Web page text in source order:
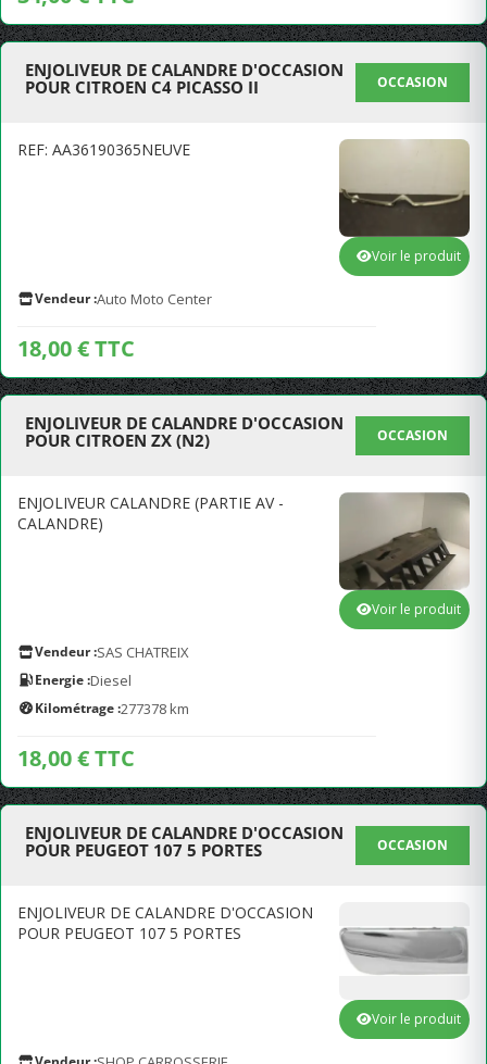
ENJOLIVEUR DE CALANDRE D'OCCASION
POUR CITROEN C4 PICASSO II
OCCASION
REF: AA36190365NEUVE
Vendeur :Auto Moto Center
18,00 € TTC
Voir le produit
ENJOLIVEUR DE CALANDRE D'OCCASION
POUR CITROEN ZX (N2)
OCCASION
ENJOLIVEUR CALANDRE (PARTIE AV -
CALANDRE)
Vendeur :SAS CHATREIX
Energie :Diesel
Kilométrage :277378 km
18,00 € TTC
Voir le produit
ENJOLIVEUR DE CALANDRE D'OCCASION
POUR PEUGEOT 107 5 PORTES
OCCASION
ENJOLIVEUR DE CALANDRE D'OCCASION
POUR PEUGEOT 107 5 PORTES
Voir le produit